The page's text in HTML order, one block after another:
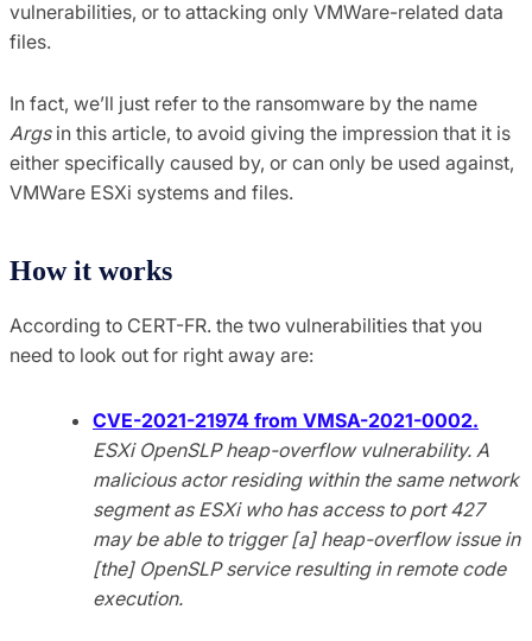
vulnerabilities, or to attacking only VMWare-related data
files.
In fact, we’ll just refer to the ransomware by the name
Argsin this article, to avoid giving the impression that it is
either specifically caused by, or can only be used against,
VMWare ESXi systems and files.
How it works
According to CERT-FR. the two vulnerabilities that you
need to look out for right away are:
CVE-2021-21974 from VMSA-2021-0002.
ESXi OpenSLP heap-overflow vulnerability. A
malicious actor residing within the same network
segment as ESXi who has access to port 427
may be able to trigger [a] heap-overflow issue in
[the] OpenSLP service resulting in remote code
execution.